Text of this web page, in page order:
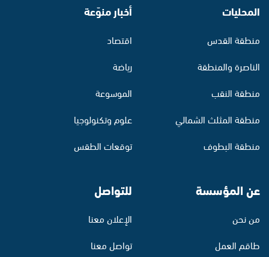
المحليات
منطقة القدس
الناصرة والمنطقة
منطقة النقب
منطقة المثلث الشمالي
منطقة البطوف
أخبار منوّعة
اقتصاد
رياضة
الموسوعة
علوم وتكنولوجيا
توقعات الطقس
عن المؤسسة
من نحن
طاقم العمل
للتواصل
الإعلان معنا
تواصل معنا